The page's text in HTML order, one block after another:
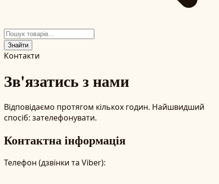
Знайти
Контакти
Зв'язатись з нами
Відповідаємо протягом кількох годин. Найшвидший
спосіб: зателефонувати.
Контактна інформація
Телефон (дзвінки та Viber):